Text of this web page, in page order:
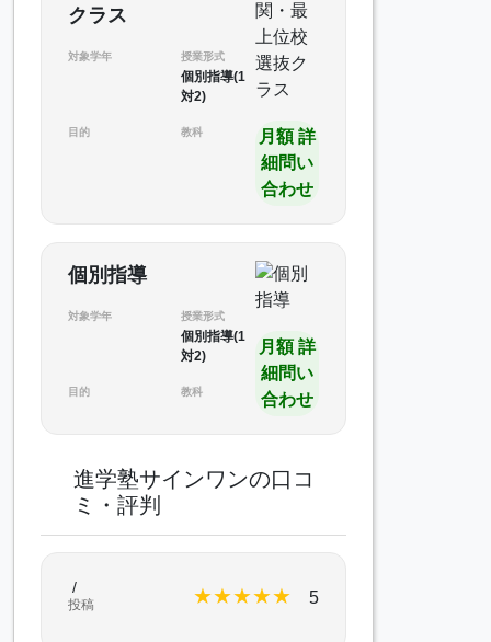
クラス
対象学年 授業形式
個別指導(1
対2)
目的 教科
月額 詳
細問い
合わせ
個別指導
対象学年 授業形式
個別指導(1
対2)
目的 教科
月額 詳
細問い
合わせ
進学塾サインワンの口コ
ミ・評判
★★★★★ 5
/
投稿